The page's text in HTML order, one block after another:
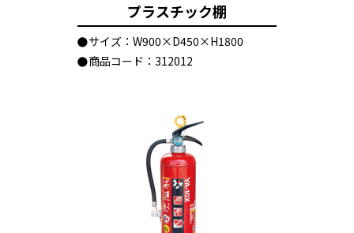
プラスチック棚
サイズ：W900×D450×H1800
商品コード：312012